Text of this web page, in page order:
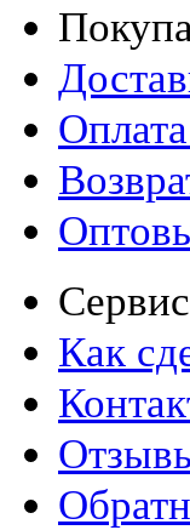
Оплата
Как